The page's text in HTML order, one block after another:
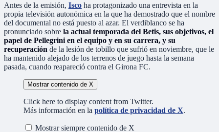
Antes de la emisión, Isco ha protagonizado una entrevista en la
propia televisión autonómica en la que ha demostrado que el nombre
del documental no está puesto al azar. El verdiblanco se ha
pronunciado sobre la actual temporada del Betis, sus objetivos, el
papel de Pellegrini en el equipo y en su carrera, y su
recuperación de la lesión de tobillo que sufrió en noviembre, que le
ha mantenido alejado de los terrenos de juego hasta la semana
pasada, cuando reapareció contra el Girona FC.
Mostrar contenido de X
Click here to display content from Twitter.
Más información en la política de privacidad de X.
Mostrar siempre contenido de X